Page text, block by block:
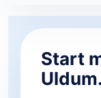
Start
Uldum.